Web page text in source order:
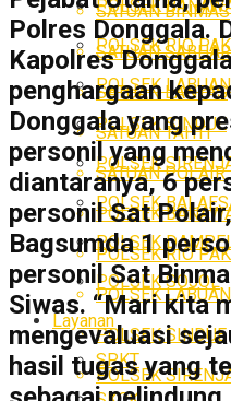
POLSEK
POLSEK RIO
POLSEK LABUAN
POLSEK SINDUE
POLSEK
POLSEK
POLSEK
POLSEK SOJOL
Layanan
SPKT
SATUAN BINMAS
SATUAN
SATUAN LANTAS
SATUAN TAHTI
SATUAN POLAIR
POLSEK
POLSEK RIO
POLSEK LABUAN
POLSEK SINDUE
POLSEK
Polres Donggala.
Kapolres
penghargaan
Donggala yang
personil yang
diantaranya, 6
personil Sat
Bagsumda 1
personil Sat
Siwas. “Mari kita
mengevaluasi
hasil tugas yang